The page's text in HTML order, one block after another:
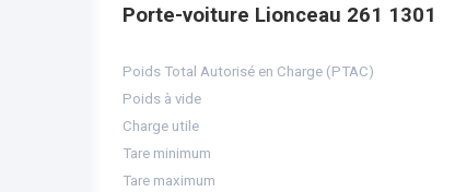
Porte-voiture Lionceau 261 1301
Poids Total Autorisé en Charge (PTAC)
Poids à vide
Charge utile
Tare minimum
Tare maximum